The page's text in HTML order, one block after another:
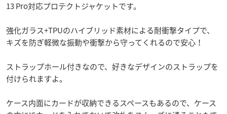
13 Pro対応プロテクトジャケットです。
強化ガラス+TPUのハイブリッド素材による耐衝撃タイプで、
キズを防ぎ軽微な振動や衝撃から守ってくれるので安心！
ストラップホール付きなので、好きなデザインのストラップを
付けられますよ。
ケース内面にカードが収納できるスペースもあるので、ケース